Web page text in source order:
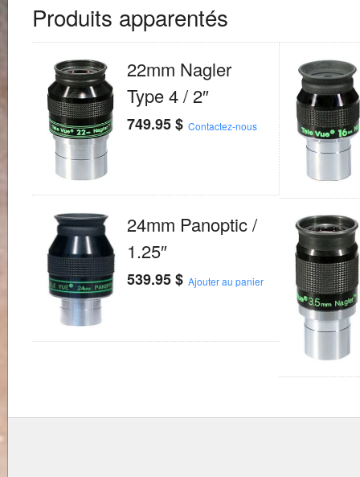
Produits apparentés
22mm Nagler
Type 4 / 2″
749.95$ Contactez-nous
24mm Panoptic /
1.25″
539.95$ Ajouter au panier